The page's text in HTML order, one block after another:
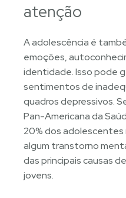
atenção
A adolescência é
emoções,
identidade. Isso pode
sentimentos de
quadros depressivos.
Pan-Americana da
20% dos
algum transtorno
das principais causas
jovens.